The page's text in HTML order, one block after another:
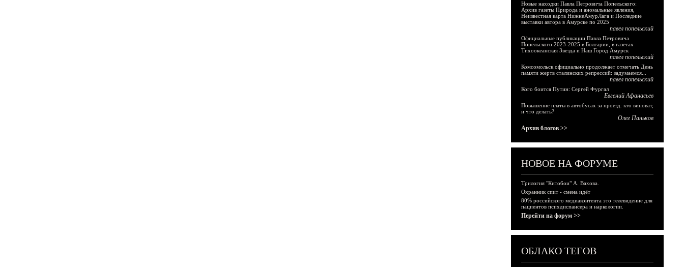
Новые находки Павла Петровича Попельского:
Архив газеты Природа и аномальные явления,
Неизвестная карта НижнеАмурЛага и Последние
выставки автора в Амурске по 2025
павел попельский
Официальные публикации Павла Петровича
Попельского 2023-2025 в Болгарии, в газетах
Тихоокеанская Звезда и Наш Город Амурск
павел попельский
Комсомольск официально продолжает отмечать День
памяти жертв сталинских репрессий: задумаемся...
павел попельский
Кого боится Путин: Сергей Фургал
Евгений Афанасьев
Повышение платы в автобусах за проезд: кто виноват,
и что делать?
Олег Паньков
Архив блогов >>
НОВОЕ НА ФОРУМЕ
Трилогия "Китобои" А. Вахова.
Охранник спит - смена идёт
80% российского медиаконтента это телевидение для
пациентов психдиспансера и наркологии.
Перейти на форум >>
ОБЛАКО ТЕГОВ